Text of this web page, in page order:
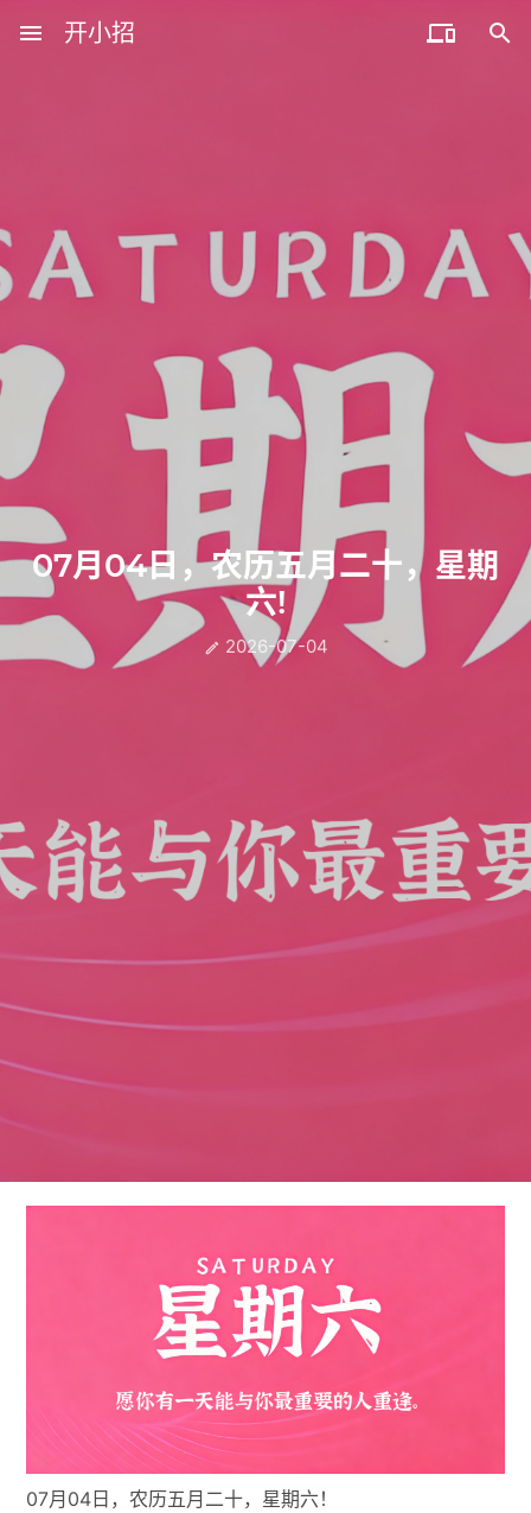
menu 开小招  
07月04日，农历五月二十，星期
六!
 2026-07-04
07月04日，农历五月二十，星期六！
08月05日，农历六月廿三，星期三!
08月04日，农历六月廿二，星期二!
08月03日，农历六月廿一，星期一!